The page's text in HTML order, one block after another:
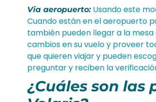
Via aeropuerto:Usando este
Cuando están en el aeropuerto
también pueden llegar a la
cambios en su vuelo y proveer
que quieren viajar y pueden
preguntar y reciben la
¿Cuáles son